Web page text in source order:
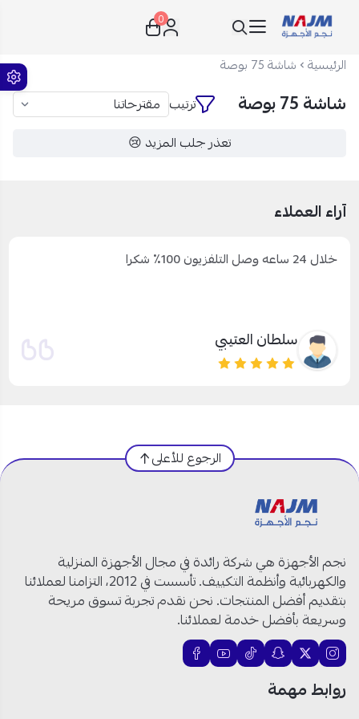
نجم الأجهزة
0
الرئيسية شاشة 75 بوصة
شاشة 75 بوصة
ترتيب
تعذر جلب المزيد 😢
آراء العملاء
خلال 24 ساعه وصل التلفزيون 100٪ شكرا
سلطان العتيبي
الرجوع للأعلى
نجم الأجهزة هي شركة رائدة في مجال الأجهزة المنزلية
والكهربائية وأنظمة التكييف. تأسست في 2012، التزامنا لعملائنا
بتقديم أفضل المنتجات. نحن نقدم تجربة تسوق مريحة
وسريعة بأفضل خدمة لعملائنا.
روابط مهمة